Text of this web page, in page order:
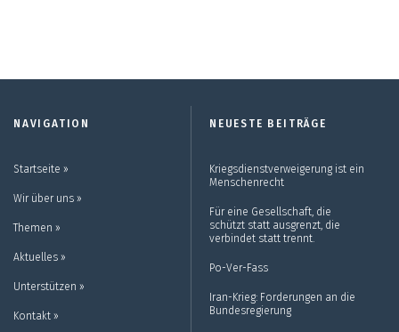
NAVIGATION
Startseite ››
Wir über uns ››
Themen ››
Aktuelles ››
Unterstützen ››
Kontakt ››
NEUESTE BEITRÄGE
Kriegsdienstverweigerung ist ein
Menschenrecht
Für eine Gesellschaft, die
schützt statt ausgrenzt, die
verbindet statt trennt.
Po-Ver-Fass
Iran-Krieg: Forderungen an die
Bundesregierung